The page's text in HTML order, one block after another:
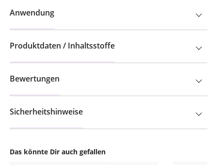
Das könnte Dir auch gefallen
Anwendung
Produktdaten / Inhaltsstoffe
Bewertungen
Sicherheitshinweise